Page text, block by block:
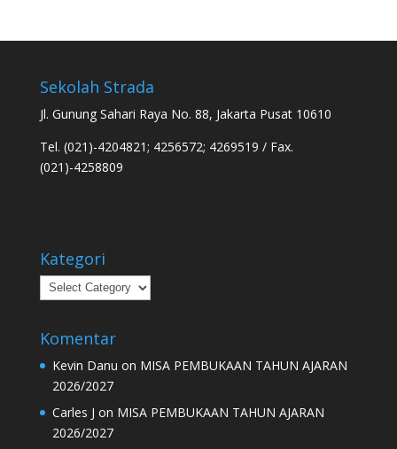
Sekolah Strada
Jl. Gunung Sahari Raya No. 88, Jakarta Pusat 10610
Tel. (021)-4204821; 4256572; 4269519 / Fax.
(021)-4258809
Kategori
Kategori
Komentar
Kevin Danu on MISA PEMBUKAAN TAHUN AJARAN
2026/2027
Carles J on MISA PEMBUKAAN TAHUN AJARAN
2026/2027